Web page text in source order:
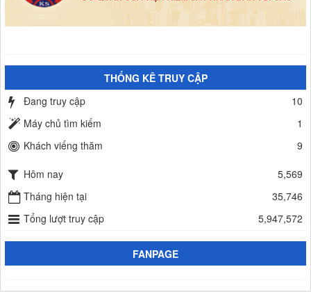
THỐNG KÊ TRUY CẬP
Đang truy cập
10
Máy chủ tìm kiếm
1
Khách viếng thăm
9
Hôm nay
5,569
Tháng hiện tại
35,746
Tổng lượt truy cập
5,947,572
FANPAGE